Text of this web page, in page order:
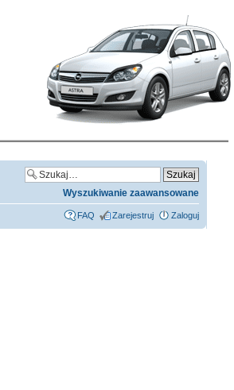
Wyszukiwanie zaawansowane
FAQ Zarejestruj Zaloguj